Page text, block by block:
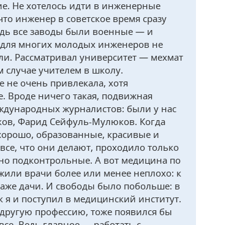
Не хотелось идти в инженерные
инженер в советское время сразу
все заводы были военные — и
многих молодых инженеров не
Рассматривал университет — мехмат
учителем в школу.
не очень привлекала, хотя
Вроде ничего такая, подвижная
журналистов: были у нас
Фарид Сейфуль-Мулюков. Когда
образованные, красивые и
что они делают, проходило только
подконтрольные. А вот медицина по
врачи более или менее неплохо: к
дачи. И свободы было побольше: в
и поступил в медицинский институт.
профессию, тоже появился бы